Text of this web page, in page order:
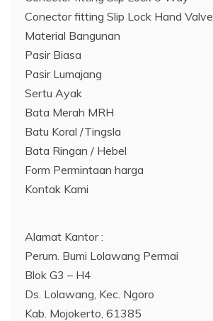
Conector fitting Slip Lock Hand Valve
Material Bangunan
Pasir Biasa
Pasir Lumajang
Sertu Ayak
Bata Merah MRH
Batu Koral /Tingsla
Bata Ringan / Hebel
Form Permintaan harga
Kontak Kami
Alamat Kantor :
Perum. Bumi Lolawang Permai
Blok G3 – H4
Ds. Lolawang, Kec. Ngoro
Kab. Mojokerto, 61385